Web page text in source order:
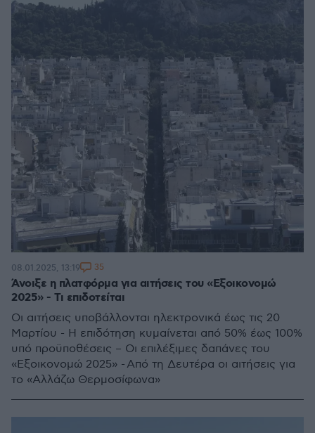
Άνοιξε η πλατφόρμα για αιτήσεις του «Εξοικονομώ
2025» - Τι επιδοτείται
Οι αιτήσεις υποβάλλονται ηλεκτρονικά έως τις 20
Μαρτίου - Η επιδότηση κυμαίνεται από 50% έως 100%
υπό προϋποθέσεις – Οι επιλέξιμες δαπάνες του
«Εξοικονομώ 2025» - Από τη Δευτέρα οι αιτήσεις για
το «Αλλάζω Θερμοσίφωνα»
08.01.2025, 13:19 35